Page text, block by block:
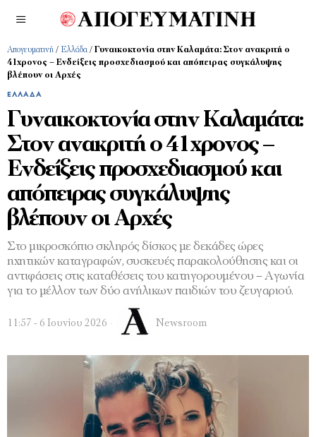
Απογευματινή / Ελλάδα / Γυναικοκτονία στην Καλαμάτα: Στον ανακριτή ο
41χρονος – Ενδείξεις προσχεδιασμού και απόπειρας συγκάλυψης
βλέπουν οι Αρχές
ΕΛΛΆΔΑ
Γυναικοκτονία στην Καλαμάτα:
Στον ανακριτή ο 41χρονος –
Ενδείξεις προσχεδιασμού και
απόπειρας συγκάλυψης
βλέπουν οι Αρχές
Στο μικροσκόπιο σκληρός δίσκος με δεκάδες ώρες
ηχητικών καταγραφών, συσκευές παρακολούθησης και οι
αντιφάσεις στις καταθέσεις του κατηγορουμένου – Αγωνία
για το μέλλον των δύο ανήλικων παιδιών του ζευγαριού.
11:57 - 6 Ιουνίου 2026 Newsroom